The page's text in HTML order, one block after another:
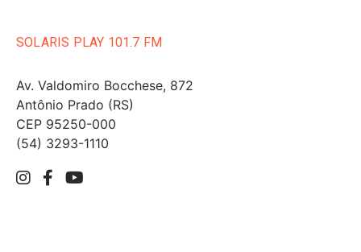
SOLARIS PLAY 101.7 FM
Av. Valdomiro Bocchese, 872
Antônio Prado (RS)
CEP 95250-000
(54) 3293-1110